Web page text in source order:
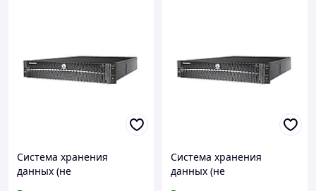
Система хранения
данных (не
Система хранения
данных (не